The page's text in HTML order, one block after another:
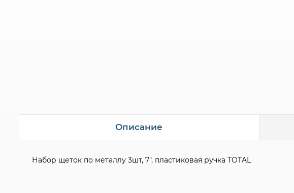
Описание
Набор щеток по металлу 3шт, 7", пластиковая ручка TOTAL